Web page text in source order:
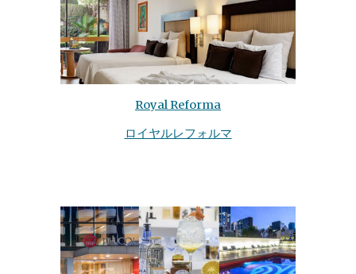
Royal Reforma
ロイヤルレフォルマ